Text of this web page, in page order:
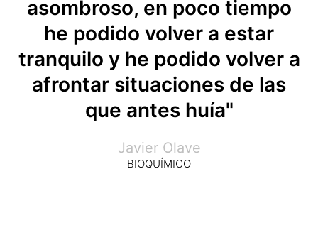
asombroso, en poco tiempo
he podido volver a estar
tranquilo y he podido volver a
afrontar situaciones de las
que antes huía"
Javier Olave
BIOQUÍMICO